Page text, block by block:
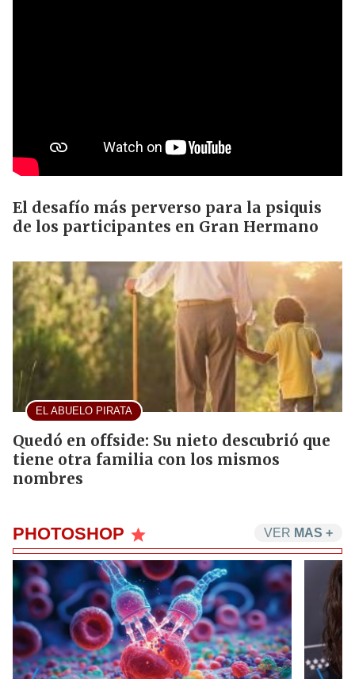
El desafío más perverso para la psiquis
de los participantes en Gran Hermano
EL ABUELO PIRATA
Quedó en offside: Su nieto descubrió que
tiene otra familia con los mismos
nombres
VER MAS +
PHOTOSHOP